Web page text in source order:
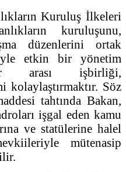
Kuruluş İlkeleri
kuruluşunu,
düzenlerini ortak
etkin bir yönetim
arası işbirliği,
kolaylaştırmaktır. Söz
tahtında Bakan,
işgal eden kamu
ve statülerine halel
mütenasip